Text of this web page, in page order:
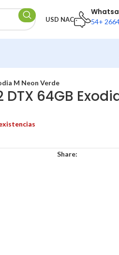
USD NAC 54+
M Neon Verde
DTX 64GB
Share: